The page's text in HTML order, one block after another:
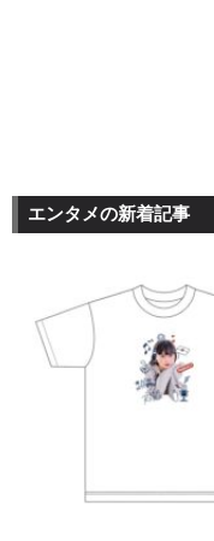
エンタメの新着記事